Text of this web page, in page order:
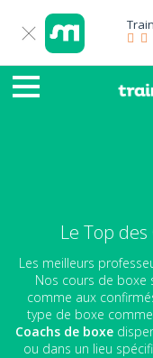
Le Top
Les meilleurs
Nos cours de boxe
comme aux
type de boxe
Coachs de boxe
ou dans un lieu